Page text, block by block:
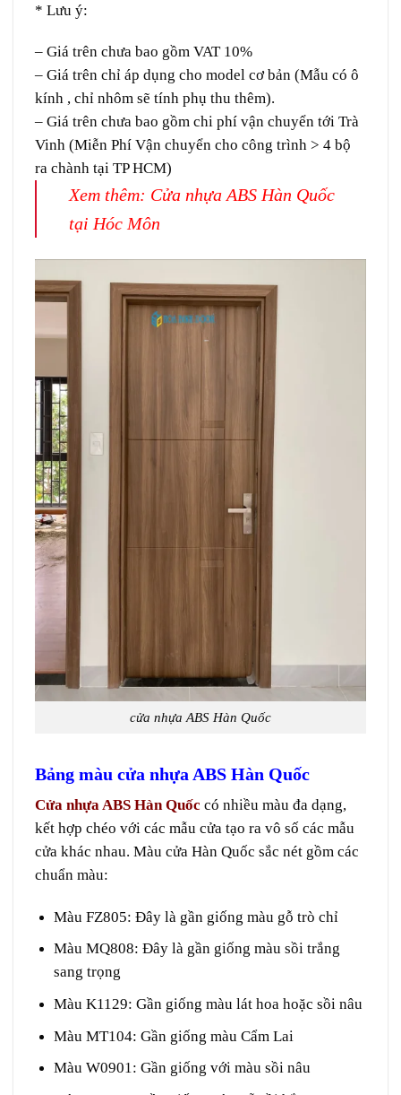
* Lưu ý:
– Giá trên chưa bao gồm VAT 10%
– Giá trên chỉ áp dụng cho model cơ bản (Mẫu có ô
kính , chỉ nhôm sẽ tính phụ thu thêm).
– Giá trên chưa bao gồm chi phí vận chuyển tới Trà
Vinh (Miễn Phí Vận chuyển cho công trình > 4 bộ
ra chành tại TP HCM)
Xem thêm: Cửa nhựa ABS Hàn Quốc
tại Hóc Môn
cửa nhựa ABS Hàn Quốc
Bảng màu cửa nhựa ABS Hàn Quốc
Cửa nhựa ABS Hàn Quốc có nhiều màu đa dạng,
kết hợp chéo với các mẫu cửa tạo ra vô số các mẫu
cửa khác nhau. Màu cửa Hàn Quốc sắc nét gồm các
chuẩn màu:
Màu FZ805: Đây là gần giống màu gỗ trò chỉ
Màu MQ808: Đây là gần giống màu sồi trắng
sang trọng
Màu K1129: Gần giống màu lát hoa hoặc sồi nâu
Màu MT104: Gần giống màu Cẩm Lai
Màu W0901: Gần giống với màu sồi nâu